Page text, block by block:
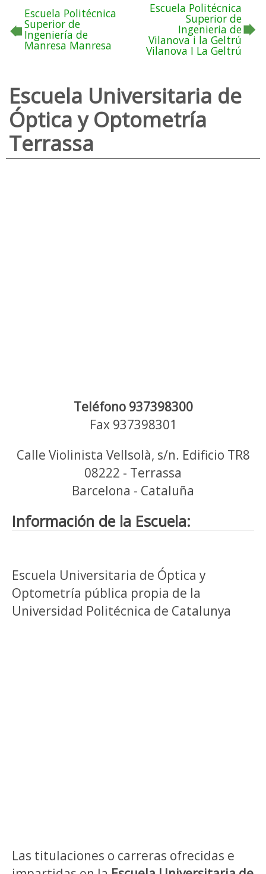
Escuela Politécnica
Superior de
Ingeniería de
Manresa Manresa
Escuela Politécnica
Superior de
Ingenieria de
Vilanova i la Geltrú
Vilanova I La Geltrú
Escuela Universitaria de
Óptica y Optometría
Terrassa
Teléfono 937398300
Fax 937398301
Calle Violinista Vellsolà, s/n. Edificio TR8
08222 - Terrassa
Barcelona - Cataluña
Información de la Escuela:
Escuela Universitaria de Óptica y
Optometría pública propia de la
Universidad Politécnica de Catalunya
Las titulaciones o carreras ofrecidas e